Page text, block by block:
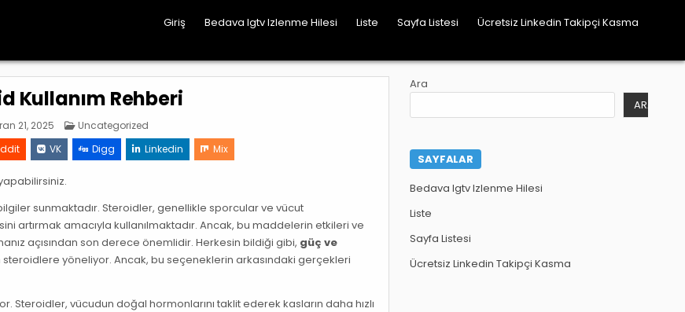
Giriş Bedava Igtv Izlenme Hilesi Liste Sayfa Listesi Ücretsiz Linkedin Takipçi Kasma
Kullanım Rehberi
21, 2025 Posted
Uncategorized
VK Digg Linkedin Mix
sunmaktadır. Steroidler, genellikle sporcular ve vücut
artırmak amacıyla kullanılmaktadır. Ancak, bu maddelerin etkileri ve
açısından son derece önemlidir. Herkesin bildiği gibi, güç ve
steroidlere yöneliyor. Ancak, bu seçeneklerin arkasındaki gerçekleri
Steroidler, vücudun doğal hormonlarını taklit ederek kasların daha hızlı
Ara
ARA
SAYFALAR
Bedava Igtv Izlenme Hilesi
Liste
Sayfa Listesi
Ücretsiz Linkedin Takipçi Kasma